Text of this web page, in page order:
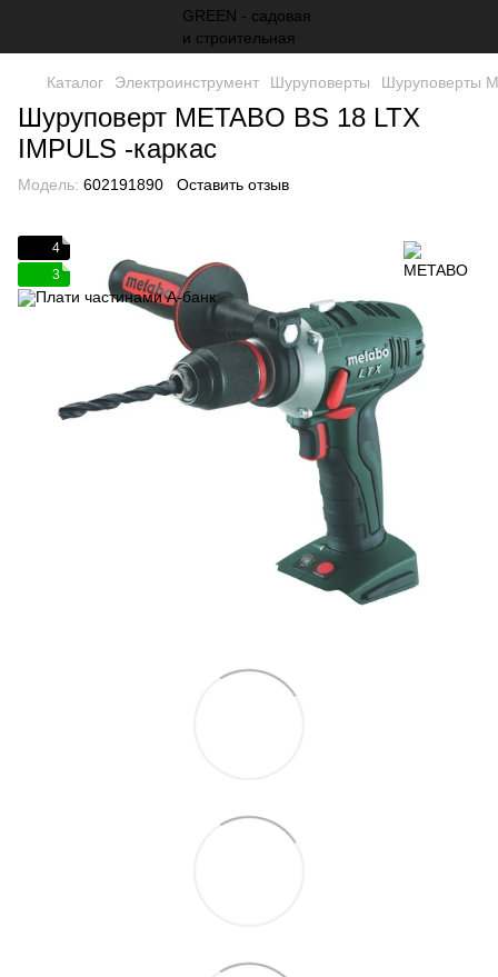
Каталог Электроинструмент Шуруповерты Шуруповерты
Шуруповерт METABO BS 18 LTX
IMPULS -каркас
Модель: 602191890 Оставить отзыв
4
3